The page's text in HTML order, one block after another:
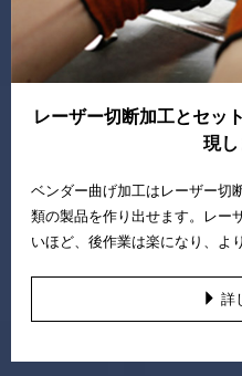
レーザー切断加工とセッ
現し
ベンダー曲げ加工はレーザー切
類の製品を作り出せます。レー
いほど、後作業は楽になり、よ
詳